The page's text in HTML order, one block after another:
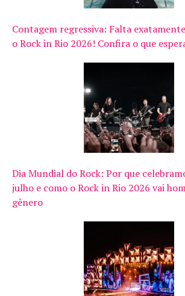
Contagem regressiva: Falta
o Rock in Rio 2026! Confira o que
Dia Mundial do Rock: Por que
julho e como o Rock in Rio 2026 vai
gênero